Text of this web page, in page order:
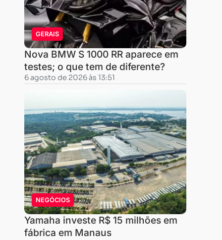
vitória
o
Brasil
passa,
hoje,
a
dos
locais
mais
visados
para
realizar
eventos.
Apesar
da
GERAIS
Nova BMW S 1000 RR aparece em
testes; o que tem de diferente?
6 agosto de 2026 às 13:51
NEGÓCIOS
Yamaha investe R$ 15 milhões em
fábrica em Manaus